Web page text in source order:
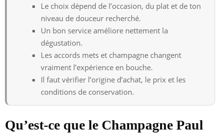
Le choix dépend de l’occasion, du plat et de ton
niveau de douceur recherché.
Un bon service améliore nettement la
dégustation.
Les accords mets et champagne changent
vraiment l’expérience en bouche.
Il faut vérifier l’origine d’achat, le prix et les
conditions de conservation.
Qu’est-ce que le Champagne Paul